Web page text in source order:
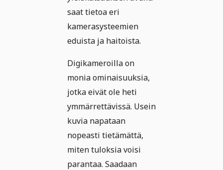
saat tietoa eri
kamerasysteemien
eduista ja haitoista.
Digikameroilla on
monia ominaisuuksia,
jotka eivät ole heti
ymmärrettävissä. Usein
kuvia napataan
nopeasti tietämättä,
miten tuloksia voisi
parantaa. Saadaan